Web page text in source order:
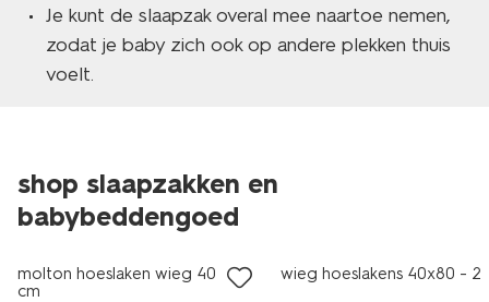
Je kunt de slaapzak overal mee naartoe nemen,
zodat je baby zich ook op andere plekken thuis
voelt.
shop slaapzakken en
babybeddengoed
molton hoeslaken wieg 40 x 80
cm
wieg hoeslakens 40x80 - 2